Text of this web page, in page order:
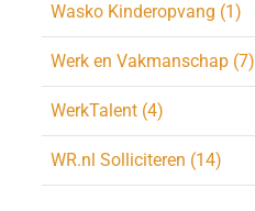
Wasko Kinderopvang (1)
Werk en Vakmanschap (7)
WerkTalent (4)
WR.nl Solliciteren (14)